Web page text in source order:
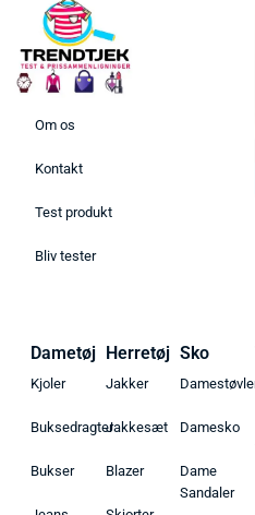
Om os
Kontakt
Test produkt
Bliv tester
Bedste Saunatæppe 2025 –
Find de bedste produkter her!
Dametøj
Kjoler
Buksedragter
Bukser
Herretøj
Jakker
Jakkesæt
Blazer
Sko
Damesko
Dame
Sandaler